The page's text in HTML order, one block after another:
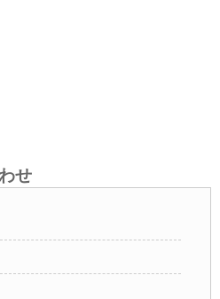
せ